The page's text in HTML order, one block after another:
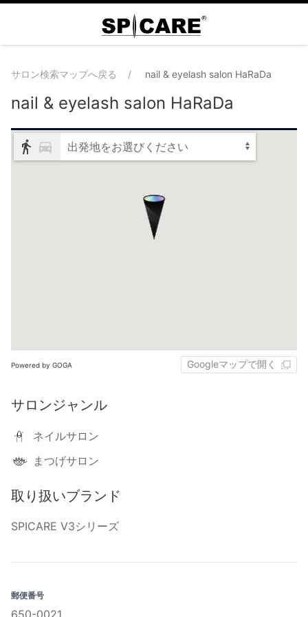
サロン検索マップへ戻る nail & eyelash salon HaRaDa
nail & eyelash salon HaRaDa
出発地をお選びください
Powered by GOGA Googleマップで開く
サロンジャンル
ネイルサロン
まつげサロン
取り扱いブランド
SPICARE V3シリーズ
郵便番号